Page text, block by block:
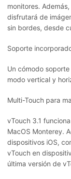
monitores.
disfrutará de
sin bordes, desde
Soporte
Un cómodo
modo vertical y
Multi-Touch para
vTouch 3.1
MacOS Monterey.
dispositivos iOS,
vTouch en
última versión de